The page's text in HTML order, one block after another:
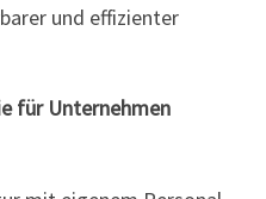
und effizienter
für Unternehmen